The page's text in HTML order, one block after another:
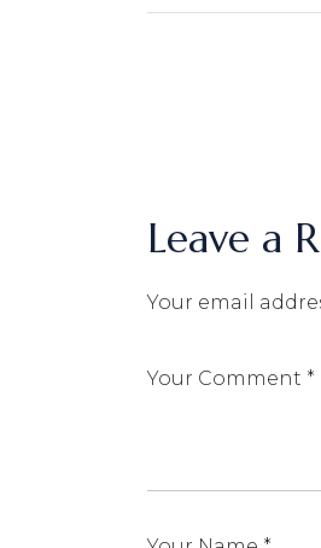
Leave a
Your email